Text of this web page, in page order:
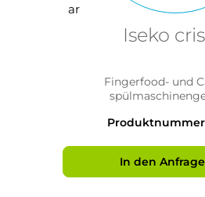
Iseko
Fingerfood- und
In den